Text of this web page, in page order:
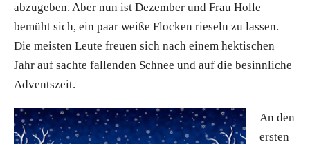
abzugeben. Aber nun ist Dezember und Frau Holle
bemüht sich, ein paar weiße Flocken rieseln zu lassen.
Die meisten Leute freuen sich nach einem hektischen
Jahr auf sachte fallenden Schnee und auf die besinnliche
Adventszeit.
An den
ersten